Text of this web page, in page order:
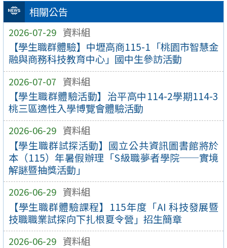
相關公告
2026-07-29 資料組
【學生職群體驗】中壢高商115-1「桃園市智慧金
融與商務科技教育中心」國中生參訪活動
2026-07-07 資料組
【學生職群體驗活動】治平高中114-2學期114-3
桃三區適性入學博覽會體驗活動
2026-06-29 資料組
【學生職群試探活動】國立公共資訊圖書館將於
本（115）年暑假辦理「S級職夢者學院──實境
解謎暨抽獎活動」
2026-06-29 資料組
【學生職群體驗課程】115年度「AI 科技發展暨
技職職業試探向下扎根夏令營」招生簡章
2026-06-29 資料組